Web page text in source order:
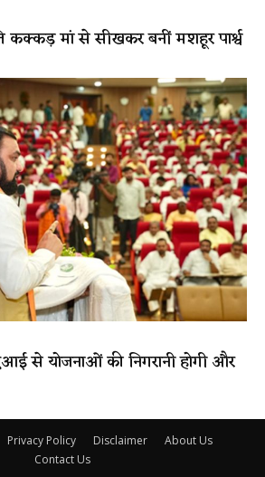
मां से सीखकर बनीं मशहूर पार्श्व
से योजनाओं की निगरानी होगी और
Privacy Policy Disclaimer
About Us
Contact Us